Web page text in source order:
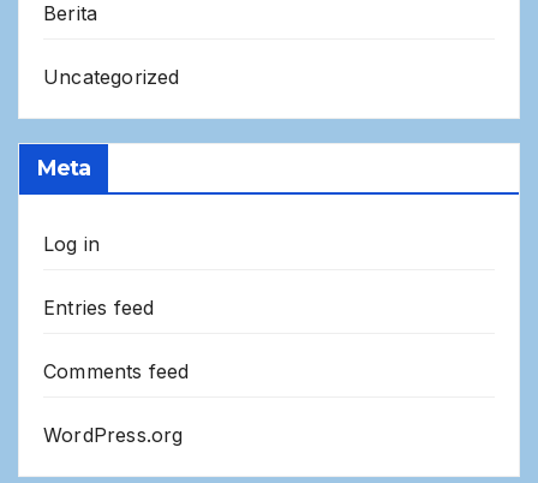
Berita
Uncategorized
Meta
Log in
Entries feed
Comments feed
WordPress.org